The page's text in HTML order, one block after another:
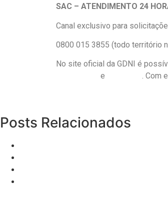
SAC – ATENDIMENTO 24
Canal exclusivo para
0800 015 3855 (todo território
No site oficial da GDNI é
e . Com
Posts Relacionados